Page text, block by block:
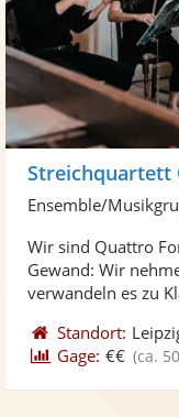
Streichquartett
Ensemble/
Wir sind Quattro
Gewand: Wir
verwandeln es zu
Standort:
Gage: €€ (ca.